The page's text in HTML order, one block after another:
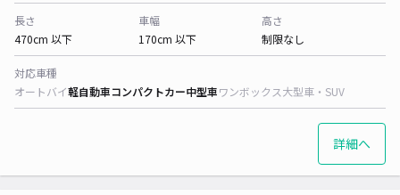
長さ
470cm 以下
車幅
170cm 以下
高さ
制限なし
対応車種
オートバイ軽自動車コンパクトカー中型車ワンボックス大型車・SUV
詳細へ